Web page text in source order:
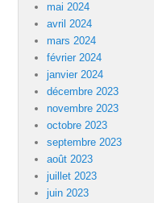
mai 2024
avril 2024
mars 2024
février 2024
janvier 2024
décembre 2023
novembre 2023
octobre 2023
septembre 2023
août 2023
juillet 2023
juin 2023